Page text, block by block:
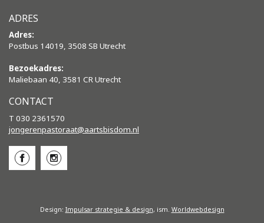
ADRES
Adres:
Postbus 14019, 3508 SB Utrecht
Bezoekadres:
Maliebaan 40, 3581 CR Utrecht
CONTACT
T 030 2361570
jongerenpastoraat@aartsbisdom.nl
Design: Impulsar strategie & design, ism. Worldwebdesign